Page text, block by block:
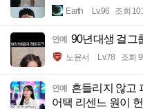
Earth Lv.96 조회
연예 90년대생 걸그
노윤서 Lv.78 조회
연예
흔들리지 않고
어택 리센느 원이